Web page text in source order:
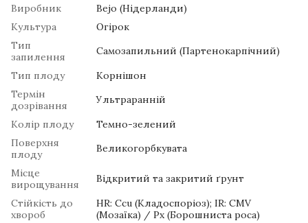
Виробник
Bejo (Нідерланди)
Культура
Огірок
Тип
запилення
Самозапильний (Партенокарпічний)
Тип плоду
Корнішон
Термін
дозрівання
Ультраранній
Колір плоду
Темно-зелений
Поверхня
плоду
Великогорбкувата
Місце
вирощування
Відкритий та закритий ґрунт
Стійкість до
хвороб
HR: Ccu (Кладоспоріоз); IR: CMV
(Мозаїка) / Px (Борошниста роса)